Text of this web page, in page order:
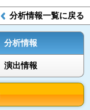
分析情報一覧に戻る
分析情報
演出情報